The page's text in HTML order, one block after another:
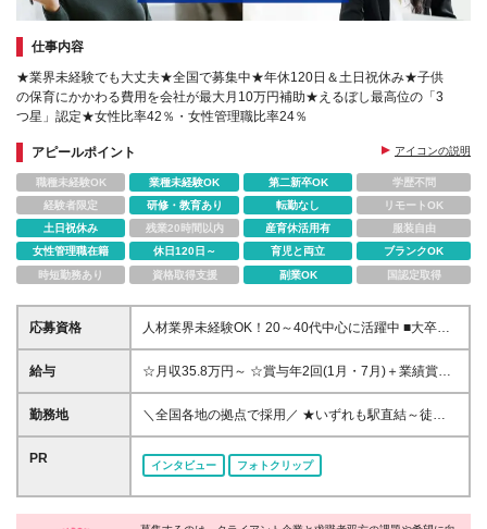
仕事内容
★業界未経験でも大丈夫★全国で募集中★年休120日＆土日祝休み★子供
の保育にかかわる費用を会社が最大月10万円補助★えるぼし最高位の「3
つ星」認定★女性比率42％・女性管理職比率24％
アピールポイント アイコンの説明
職種未経験OK 業種未経験OK 第二新卒OK
学歴不問
経験者限定
研修・教育あり 転勤なし
リモートOK
土日祝休み
残業20時間以内 産育休活用有
服装自由
女性管理職在籍
休日120日～ 育児と両立
ブランクOK
時短勤務あり
資格取得支援 副業OK 国認定取得
応募資格
人材業界未経験OK！20～40代中心に活躍中 ■大卒以
上 ■何らかの営業経験のご経験がある方（業種不問）
＜こんな方を歓迎します！＞ ・人の話を聞くのが好
まず、周りに相談しながら進められる方 ・誰かのキ
ャリアや人生の転機に関わる仕事がしたい方 ・目標
双方の視点で物事を考えることに興味がある方
給与
☆月収35.8万円～ ☆賞与年2回(1月・7月)＋業績賞与
もあり！ ■年棒430万円～650万円＋パフォーマンス
ボーナス ※スキル・経験を考慮の上決定します ※基本
※固定残業代は時間外労働の有無に関わらず48時間分
勤務地
＼全国各地の拠点で採用／ ★いずれも駅直結～徒歩5
分圏内とアクセス抜群！ ★転居を伴う転勤はありま
せん ※配属は希望を考慮して決定します *東京本社 千
代田区神田神保町1-105 神保町三井ビルディング14F
*北海道支店 北海道札幌市中央区北三条西4丁目1番地
1 日本生命札幌ビル6階 *東北支店 仙台市青葉区一番
PR
インタビュー フォトクリップ